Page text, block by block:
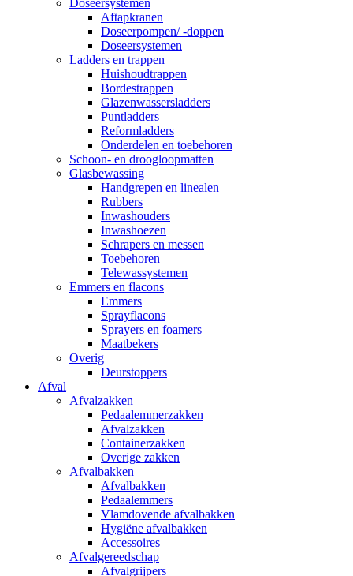
Aftapkranen
Doseerpompen/ -doppen
Doseersystemen
Ladders en trappen
Huishoudtrappen
Bordestrappen
Glazenwassersladders
Puntladders
Reformladders
Onderdelen en toebehoren
Schoon- en droogloopmatten
Glasbewassing
Handgrepen en linealen
Rubbers
Inwashouders
Inwashoezen
Schrapers en messen
Toebehoren
Telewassystemen
Emmers en flacons
Emmers
Sprayflacons
Sprayers en foamers
Maatbekers
Overig
Deurstoppers
Afval
Afvalzakken
Pedaalemmerzakken
Afvalzakken
Containerzakken
Overige zakken
Afvalbakken
Afvalbakken
Pedaalemmers
Vlamdovende afvalbakken
Hygiëne afvalbakken
Accessoires
Afvalgereedschap
Afvalgrijpers